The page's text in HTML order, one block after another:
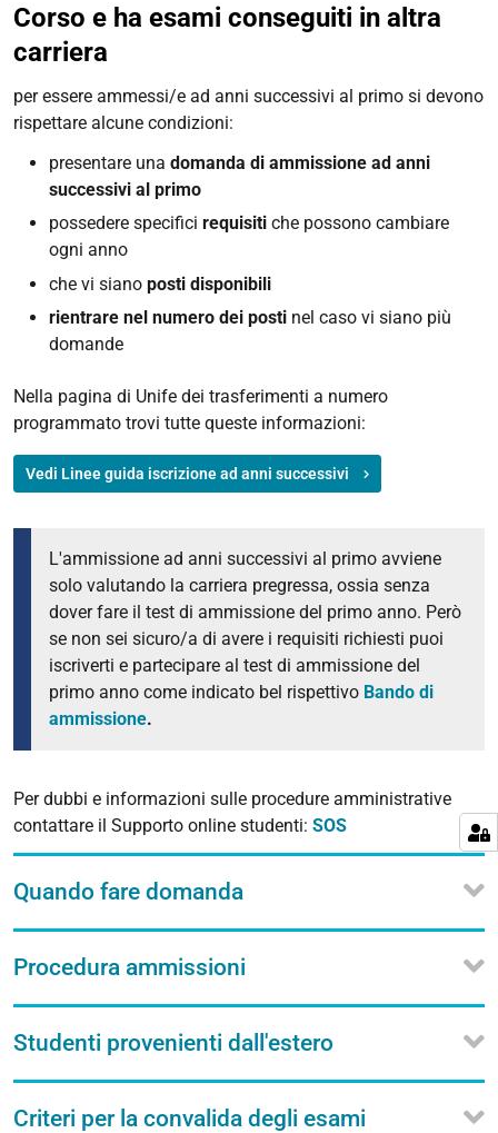
Corso e ha esami conseguiti in altra
carriera
per essere ammessi/e ad anni successivi al primo si devono
rispettare alcune condizioni:
presentare una domanda di ammissione ad anni
successivi al primo
possedere specifici requisiti che possono cambiare
ogni anno
che vi siano posti disponibili
rientrare nel numero dei posti nel caso vi siano più
domande
Nella pagina di Unife dei trasferimenti a numero
programmato trovi tutte queste informazioni:
Vedi Linee guida iscrizione ad anni successivi
L'ammissione ad anni successivi al primo avviene
solo valutando la carriera pregressa, ossia senza
dover fare il test di ammissione del primo anno. Però
se non sei sicuro/a di avere i requisiti richiesti puoi
iscriverti e partecipare al test di ammissione del
primo anno come indicato bel rispettivo Bando di
ammissione.
Per dubbi e informazioni sulle procedure amministrative
contattare il Supporto online studenti: SOS
Quando fare domanda
Procedura ammissioni
Studenti provenienti dall'estero
Criteri per la convalida degli esami